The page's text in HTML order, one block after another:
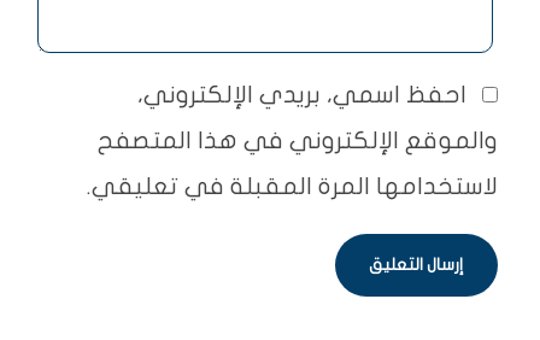
احفظ اسمي، بريدي الإلكتروني،
والموقع الإلكتروني في هذا المتصفح
لاستخدامها المرة المقبلة في تعليقي.